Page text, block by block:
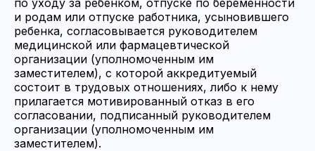
по уходу за ребенком, отпуске по беременности
и родам или отпуске работника, усыновившего
ребенка, согласовывается руководителем
медицинской или фармацевтической
организации (уполномоченным им
заместителем), с которой аккредитуемый
состоит в трудовых отношениях, либо к нему
прилагается мотивированный отказ в его
согласовании, подписанный руководителем
организации (уполномоченным им
заместителем).